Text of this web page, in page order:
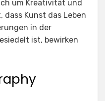
um Kreativität und
Kunst das Leben
in der
ist, bewirken